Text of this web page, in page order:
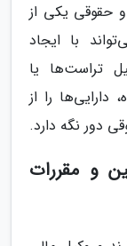
و حقوقی یکی از
با ایجاد
تراست‌ها یا
را از
دور نگه دارد.
و مقررات